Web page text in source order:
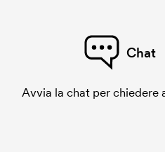
Chat
Avvia la chat per chiedere